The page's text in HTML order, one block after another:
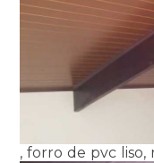
, forro de pvc